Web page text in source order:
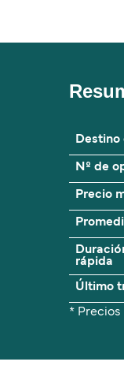
Destino
Nº de
Precio
rápida
Último
*